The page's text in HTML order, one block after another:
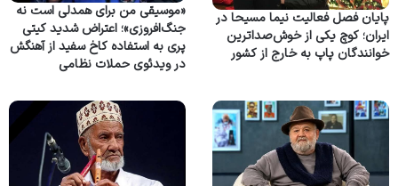
پایان فصل فعالیت نیما مسیحا در
ایران؛ کوچ یکی از خوش‌صداترین
خوانندگان پاپ به خارج از کشور
«موسیقی من برای همدلی است نه
جنگ‌افروزی»؛ اعتراض شدید کیتی
پری به استفاده کاخ سفید از آهنگش
در ویدئوی حملات نظامی